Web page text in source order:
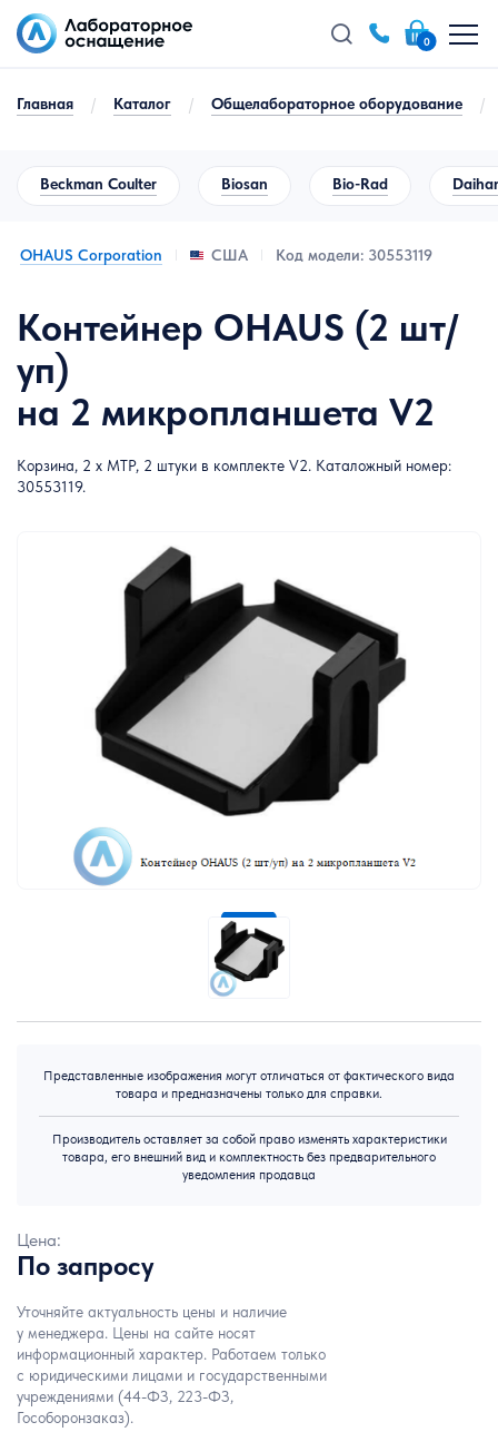
0
Главная / Каталог / Общелабораторное оборудование /
Beckman Coulter Biosan Bio-Rad
OHAUS Corporation США Код модели: 30553119
Контейнер OHAUS (2 шт/
уп)
на 2 микропланшета V2
Корзина, 2 x MTP, 2 штуки в комплекте V2. Каталожный номер:
30553119.
Представленные изображения могут отличаться от фактического вида
товара и предназначены только для справки.
Производитель оставляет за собой право изменять характеристики
товара, его внешний вид и комплектность без предварительного
уведомления продавца
Цена:
По запросу
Уточняйте актуальность цены и наличие
у менеджера. Цены на сайте носят
информационный характер. Работаем только
с юридическими лицами и государственными
учреждениями (44-ФЗ, 223-ФЗ,
Гособоронзаказ).